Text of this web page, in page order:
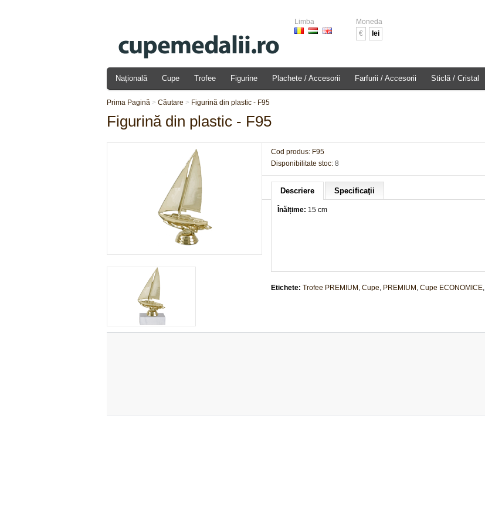
Limba
Moneda
€
lei
Națională Cupe Trofee Figurine Plachete / Accesorii Farfurii / Accesorii Sticlă / Cristal
Prima Pagină > Căutare > Figurină din plastic - F95
Figurină din plastic - F95
Cod produs: F95
Disponibilitate stoc: 8
Descriere Specificaţii
Înălțime: 15 cm
Etichete: Trofee PREMIUM , Cupe, PREMIUM , Cupe ECONOMICE,